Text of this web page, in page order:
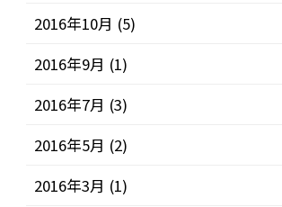
2016年10月 (5)
2016年9月 (1)
2016年7月 (3)
2016年5月 (2)
2016年3月 (1)